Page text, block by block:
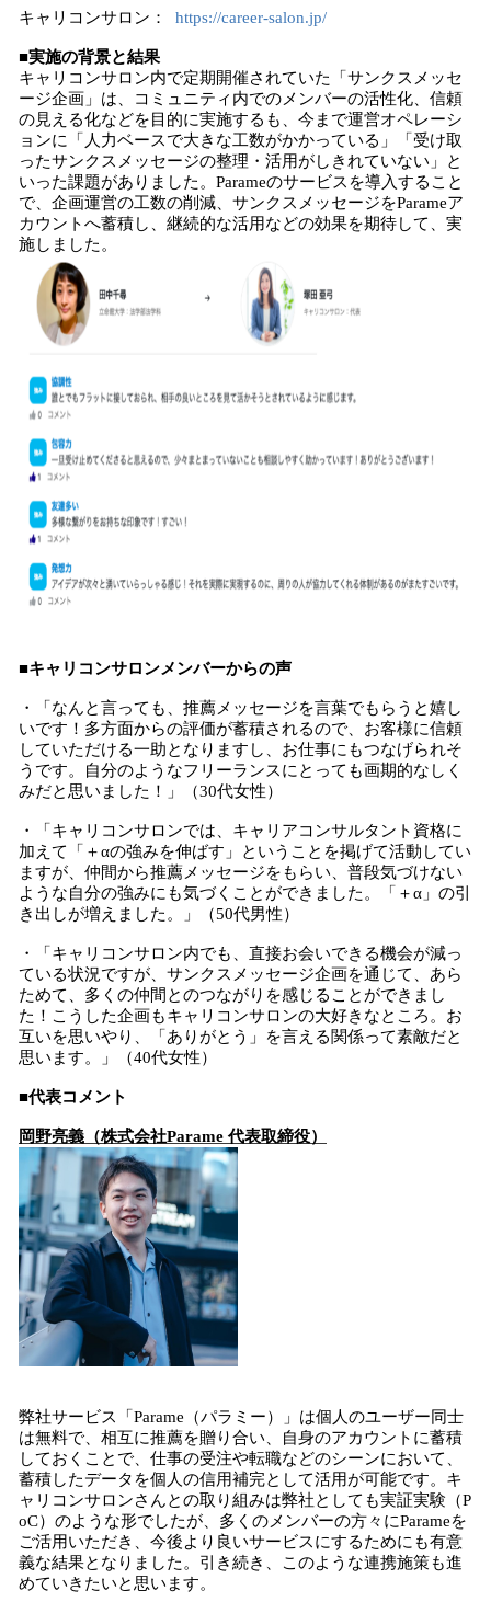
キャリコンサロン： https://career-salon.jp/
■実施の背景と結果
キャリコンサロン内で定期開催されていた「サンクスメッセ
ージ企画」は、コミュニティ内でのメンバーの活性化、信頼
の見える化などを目的に実施するも、今まで運営オペレーシ
ョンに「人力ベースで大きな工数がかかっている」「受け取
ったサンクスメッセージの整理・活用がしきれていない」と
いった課題がありました。Parameのサービスを導入すること
で、企画運営の工数の削減、サンクスメッセージをParameア
カウントへ蓄積し、継続的な活用などの効果を期待して、実
施しました。
■キャリコンサロンメンバーからの声
・「なんと言っても、推薦メッセージを言葉でもらうと嬉し
いです！多方面からの評価が蓄積されるので、お客様に信頼
していただける一助となりますし、お仕事にもつなげられそ
うです。自分のようなフリーランスにとっても画期的なしく
みだと思いました！」（30代女性）
・「キャリコンサロンでは、キャリアコンサルタント資格に
加えて「＋αの強みを伸ばす」ということを掲げて活動してい
ますが、仲間から推薦メッセージをもらい、普段気づけない
ような自分の強みにも気づくことができました。「＋α」の引
き出しが増えました。」（50代男性）
・「キャリコンサロン内でも、直接お会いできる機会が減っ
ている状況ですが、サンクスメッセージ企画を通じて、あら
ためて、多くの仲間とのつながりを感じることができまし
た！こうした企画もキャリコンサロンの大好きなところ。お
互いを思いやり、「ありがとう」を言える関係って素敵だと
思います。」（40代女性）
■代表コメント
岡野亮義（株式会社Parame 代表取締役）
弊社サービス「Parame（パラミー）」は個人のユーザー同士
は無料で、相互に推薦を贈り合い、自身のアカウントに蓄積
しておくことで、仕事の受注や転職などのシーンにおいて、
蓄積したデータを個人の信用補完として活用が可能です。キ
ャリコンサロンさんとの取り組みは弊社としても実証実験（P
oC）のような形でしたが、多くのメンバーの方々にParameを
ご活用いただき、今後より良いサービスにするためにも有意
義な結果となりました。引き続き、このような連携施策も進
めていきたいと思います。